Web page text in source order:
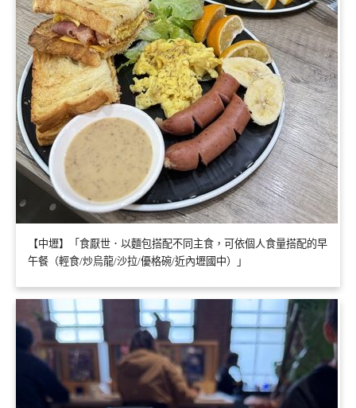
【中壢】「食厭世．以麵包搭配不同主食，可依個人食量搭配的早
午餐（輕食/炒烏龍/沙拉/優格碗/近內壢國中）」